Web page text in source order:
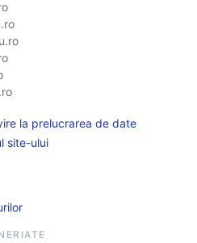
la prelucrarea de date
site-ului